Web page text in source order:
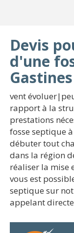
Devis
d'une
Gastines
vent
rapport à la
prestations
fosse septique
débuter tout
dans la région
réaliser la mise
vous est
septique sur
appelant